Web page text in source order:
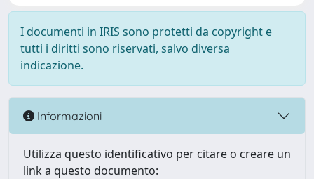
I documenti in IRIS sono protetti da copyright e
tutti i diritti sono riservati, salvo diversa
indicazione.
Informazioni
Utilizza questo identificativo per citare o creare un
link a questo documento: